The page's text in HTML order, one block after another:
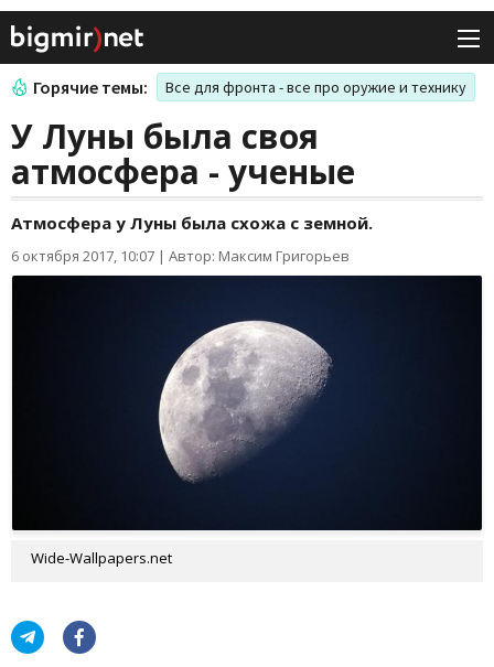
Горячие темы: Все для фронта - все про оружие и технику
У Луны была своя
атмосфера - ученые
Атмосфера у Луны была схожа с земной.
6 октября 2017, 10:07 | Автор: Максим Григорьев
Wide-Wallpapers.net